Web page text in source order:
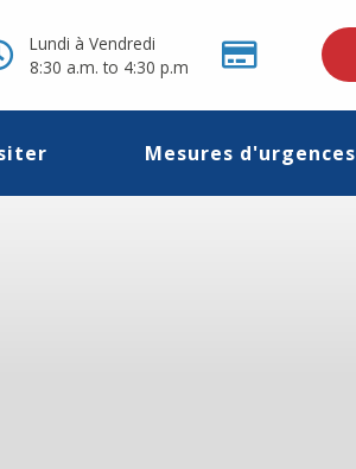
Lundi à Vendredi
8:30 a.m. to 4:30 p.m
Mesures d'urgences